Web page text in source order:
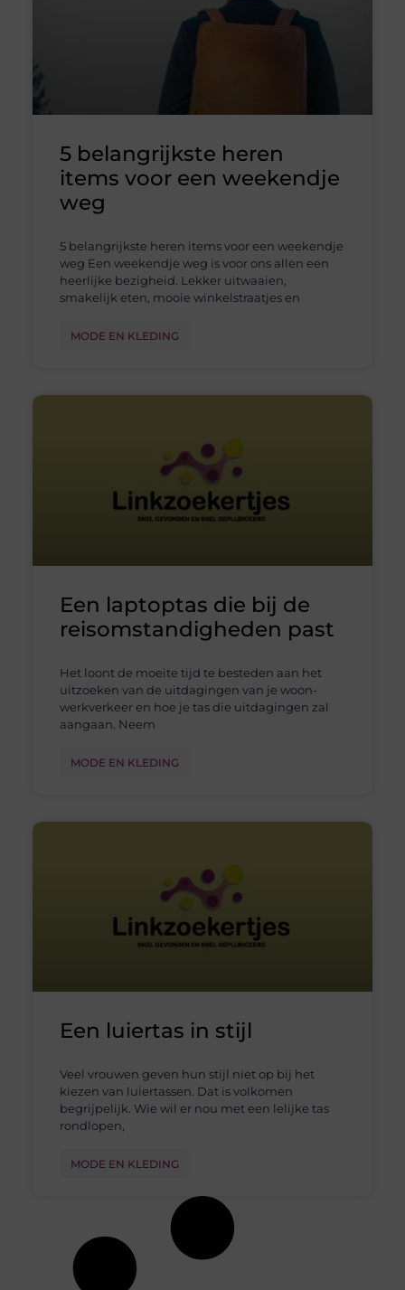
5 belangrijkste heren
items voor een weekendje
weg
5 belangrijkste heren items voor een weekendje
weg Een weekendje weg is voor ons allen een
heerlijke bezigheid. Lekker uitwaaien,
smakelijk eten, mooie winkelstraatjes en
MODE EN KLEDING
Een laptoptas die bij de
reisomstandigheden past
Het loont de moeite tijd te besteden aan het
uitzoeken van de uitdagingen van je woon-
werkverkeer en hoe je tas die uitdagingen zal
aangaan. Neem
MODE EN KLEDING
Een luiertas in stijl
Veel vrouwen geven hun stijl niet op bij het
kiezen van luiertassen. Dat is volkomen
begrijpelijk. Wie wil er nou met een lelijke tas
rondlopen,
MODE EN KLEDING